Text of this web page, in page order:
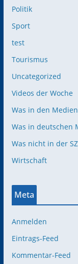
Politik
Sport
test
Tourismus
Uncategorized
Videos der Woche
Was in den
Was in deutschen
Was nicht in der
Wirtschaft
Meta
Anmelden
Eintrags-Feed
Kommentar-Feed